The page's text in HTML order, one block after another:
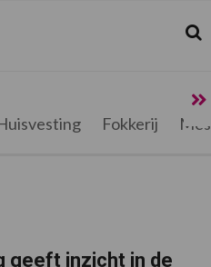
Fokkerij
geeft inzicht in de